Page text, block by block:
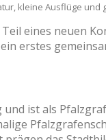
kleine Ausflüge und
eines neuen
erstes
ist als